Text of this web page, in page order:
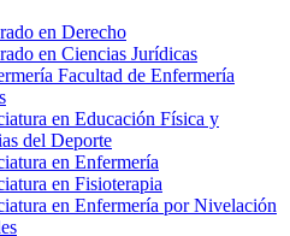
en Derecho
en Ciencias Jurídicas
Facultad de Enfermería
en Educación Física y
del Deporte
en Enfermería
en Fisioterapia
en Enfermería por Nivelación